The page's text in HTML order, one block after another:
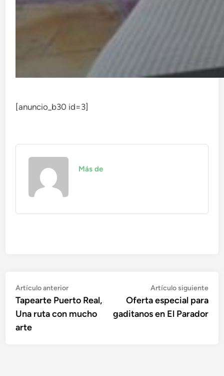
[anuncio_b30 id=3]
Más de
Navegación
de
entradas
Artículo anteriorArtículo
anterior:
Tapearte Puerto Real,
Una ruta con mucho
arte
Artículo siguiente
Oferta especial para
gaditanos en El Parador